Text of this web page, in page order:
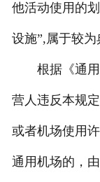
他活动使用的
设施”,属于较为
根据《通用
营人违反本规
或者机场使用
通用机场的，